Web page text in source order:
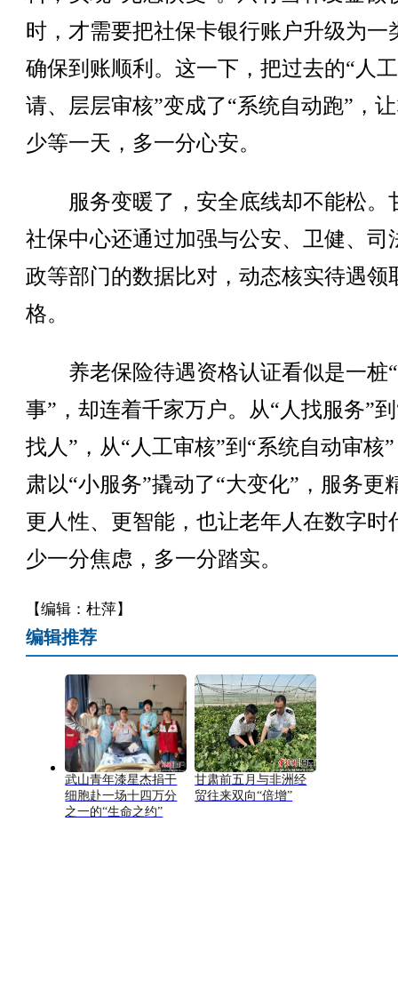
时，才需要把社保卡银行账户升级为一
确保到账顺利。这一下，把过去的“人
请、层层审核”变成了“系统自动跑”，
少等一天，多一分心安。
服务变暖了，安全底线却不能松。
社保中心还通过加强与公安、卫健、司
政等部门的数据比对，动态核实待遇领
格。
养老保险待遇资格认证看似是一桩
事”，却连着千家万户。从“人找服务”
找人”，从“人工审核”到“系统自动审核
肃以“小服务”撬动了“大变化”，服务更
更人性、更智能，也让老年人在数字时
少一分焦虑，多一分踏实。
【编辑：杜萍】
编辑推荐
武山青年漆星杰捐干
细胞赴一场十四万分
之一的“生命之约”
甘肃前五月与非洲经
贸往来双向“倍增”